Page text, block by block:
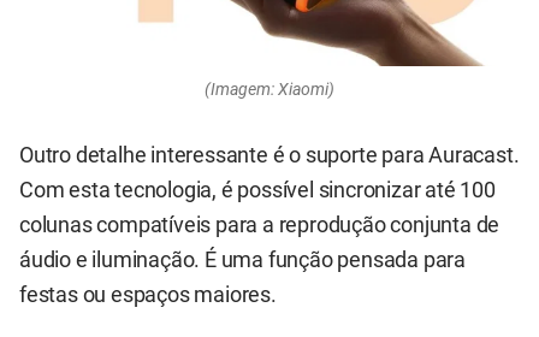
(Imagem: Xiaomi)
Outro detalhe interessante é o suporte para Auracast.
Com esta tecnologia, é possível sincronizar até 100
colunas compatíveis para a reprodução conjunta de
áudio e iluminação. É uma função pensada para
festas ou espaços maiores.